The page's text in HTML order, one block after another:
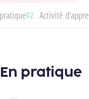
Activité
En pratique